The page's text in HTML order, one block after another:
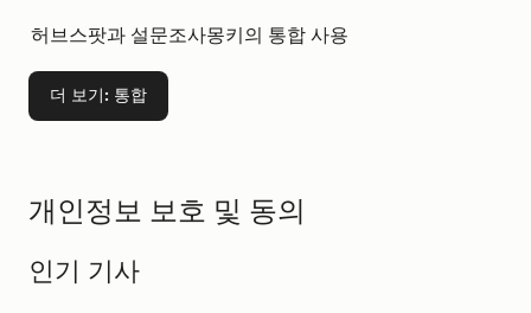
허브스팟과 설문조사몽키의 통합 사용
더 보기: 통합
개인정보 보호 및 동의
인기 기사